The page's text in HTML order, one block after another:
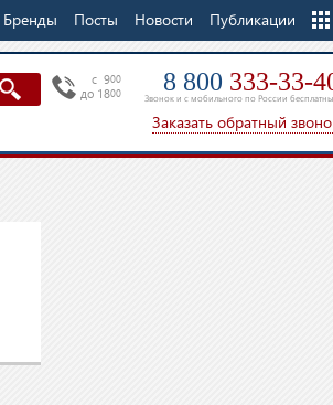
Бренды Посты Новости Публикации
Еще
c 900
до 1800 8 800 333-33-
Звонок и с мобильного по России
Заказать обратный